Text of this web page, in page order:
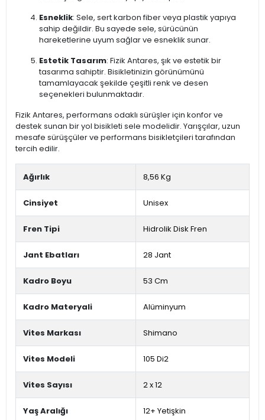
Esneklik: Sele, sert karbon fiber veya plastik yapıya
sahip değildir. Bu sayede sele, sürücünün
hareketlerine uyum sağlar ve esneklik sunar.
Estetik Tasarım: Fizik Antares, şık ve estetik bir
tasarıma sahiptir. Bisikletinizin görünümünü
tamamlayacak şekilde çeşitli renk ve desen
seçenekleri bulunmaktadır.
Fizik Antares, performans odaklı sürüşler için konfor ve
destek sunan bir yol bisikleti sele modelidir. Yarışçılar, uzun
mesafe sürüşçüler ve performans bisikletçileri tarafından
tercih edilir.
Ağırlık 8,56 Kg
Cinsiyet Unisex
Fren Tipi Hidrolik Disk Fren
Jant Ebatları 28 Jant
Kadro Boyu 53 Cm
Kadro Materyali Alüminyum
Vites Markası Shimano
Vites Modeli 105 Di2
Vites Sayısı 2 x 12
Yaş Aralığı 12+ Yetişkin